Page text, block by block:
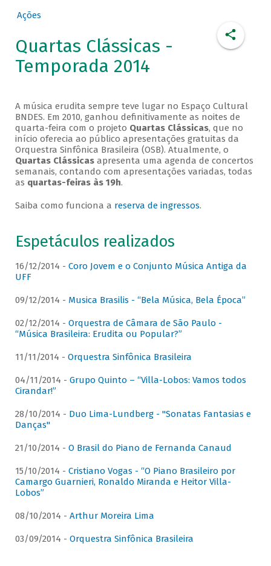
Ações
Quartas Clássicas -
Temporada 2014
A música erudita sempre teve lugar no Espaço Cultural
BNDES. Em 2010, ganhou definitivamente as noites de
quarta-feira com o projeto Quartas Clássicas, que no
início oferecia ao público apresentações gratuitas da
Orquestra Sinfônica Brasileira (OSB). Atualmente, o
Quartas Clássicasapresenta uma agenda de concertos
semanais, contando com apresentações variadas, todas
as quartas-feiras às 19h.
Saiba como funciona a reserva de ingressos.
Espetáculos realizados
16/12/2014 - Coro Jovem e o Conjunto Música Antiga da
UFF
09/12/2014 - Musica Brasilis - “Bela Música, Bela Época”
02/12/2014 - Orquestra de Câmara de São Paulo -
“Música Brasileira: Erudita ou Popular?”
11/11/2014 - Orquestra Sinfônica Brasileira
04/11/2014 - Grupo Quinto – “Villa-Lobos: Vamos todos
Cirandar!”
28/10/2014 - Duo Lima-Lundberg - "Sonatas Fantasias e
Danças"
21/10/2014 - O Brasil do Piano de Fernanda Canaud
15/10/2014 - Cristiano Vogas - “O Piano Brasileiro por
Camargo Guarnieri, Ronaldo Miranda e Heitor Villa-
Lobos”
08/10/2014 - Arthur Moreira Lima
03/09/2014 - Orquestra Sinfônica Brasileira